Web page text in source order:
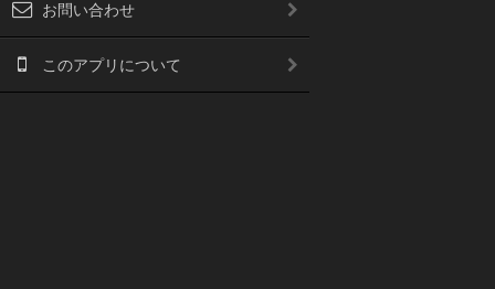
お問い合わせ
このアプリについて